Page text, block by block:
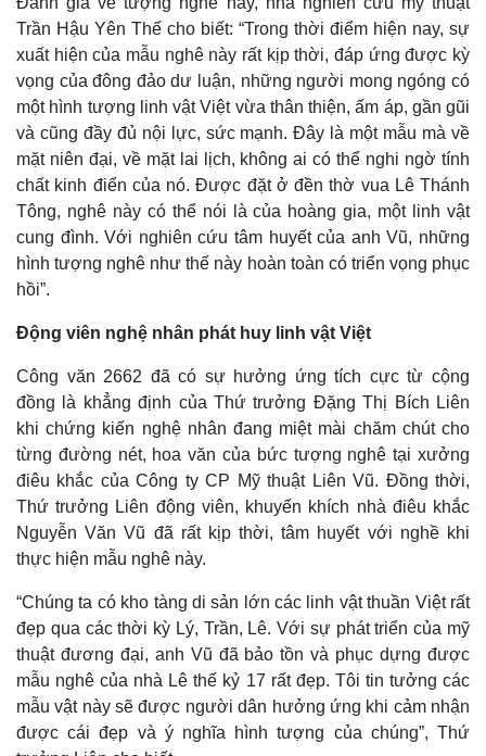
Trần Hậu Yên Thế cho biết: “Trong thời điểm hiện nay, sự
xuất hiện của mẫu nghê này rất kịp thời, đáp ứng được kỳ
vọng của đông đảo dư luận, những người mong ngóng có
một hình tượng linh vật Việt vừa thân thiện, ấm áp, gần gũi
và cũng đầy đủ nội lực, sức mạnh. Đây là một mẫu mà về
mặt niên đại, về mặt lai lịch, không ai có thể nghi ngờ tính
chất kinh điển của nó. Được đặt ở đền thờ vua Lê Thánh
Tông, nghê này có thể nói là của hoàng gia, một linh vật
cung đình. Với nghiên cứu tâm huyết của anh Vũ, những
hình tượng nghê như thế này hoàn toàn có triển vọng phục
hồi”.
Động viên nghệ nhân phát huy linh vật Việt
Công văn 2662 đã có sự hưởng ứng tích cực từ cộng
đồng là khẳng định của Thứ trưởng Đặng Thị Bích Liên
khi chứng kiến nghệ nhân đang miệt mài chăm chút cho
từng đường nét, hoa văn của bức tượng nghê tại xưởng
điêu khắc của Công ty CP Mỹ thuật Liên Vũ. Đồng thời,
Thứ trưởng Liên động viên, khuyến khích nhà điêu khắc
Nguyễn Văn Vũ đã rất kịp thời, tâm huyết với nghề khi
thực hiện mẫu nghê này.
“Chúng ta có kho tàng di sản lớn các linh vật thuần Việt rất
đẹp qua các thời kỳ Lý, Trần, Lê. Với sự phát triển của mỹ
thuật đương đại, anh Vũ đã bảo tồn và phục dựng được
mẫu nghê của nhà Lê thế kỷ 17 rất đẹp. Tôi tin tưởng các
mẫu vật này sẽ được người dân hưởng ứng khi cảm nhận
được cái đẹp và ý nghĩa hình tượng của chúng”, Thứ